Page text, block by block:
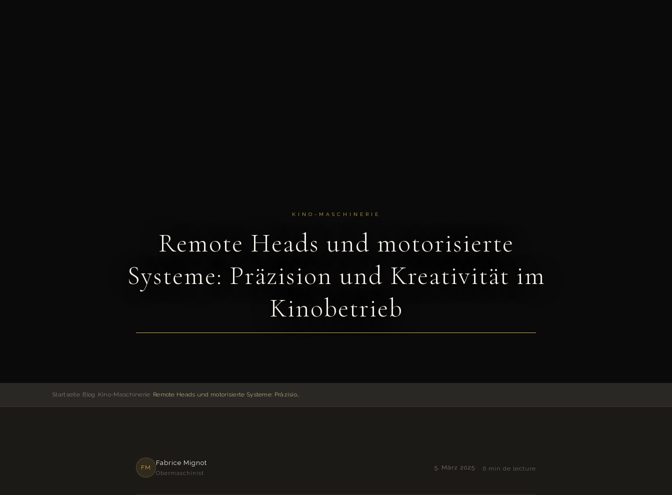
KINO-MASCHINERIE
Remote Heads und motorisierte
Systeme: Präzision und Kreativität im
Kinobetrieb
Startseite Blog Kino-Maschinerie Remote Heads und motorisierte Systeme: Präzision und Kreativität im Kinobetrieb
FM
Fabrice Mignot
Obermaschinist
5. März 2025 6 min de lecture